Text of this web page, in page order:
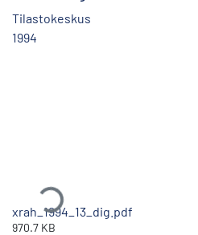
Tilastokeskus
1994
Ladataan...
xrah_1994_13_dig.pdf
970.7 KB